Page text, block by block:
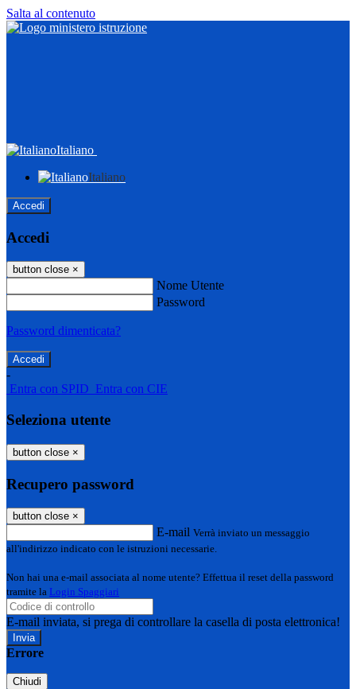
Salta al contenuto
Italiano
Italiano
Accedi
Accedi
button close ×
Nome Utente
Password
Password dimenticata?
-
Entra con SPID Entra con CIE
Seleziona utente
button close ×
Recupero password
button close ×
E-mail Verrà inviato un messaggio
all'indirizzo indicato con le istruzioni necessarie.
Non hai una e-mail associata al nome utente? Effettua il reset della password
tramite la Login Spaggiari
E-mail inviata, si prega di controllare la casella di posta elettronica!
Errore
Chiudi